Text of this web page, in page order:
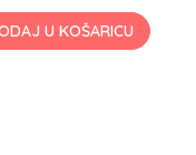
U KOŠARICU